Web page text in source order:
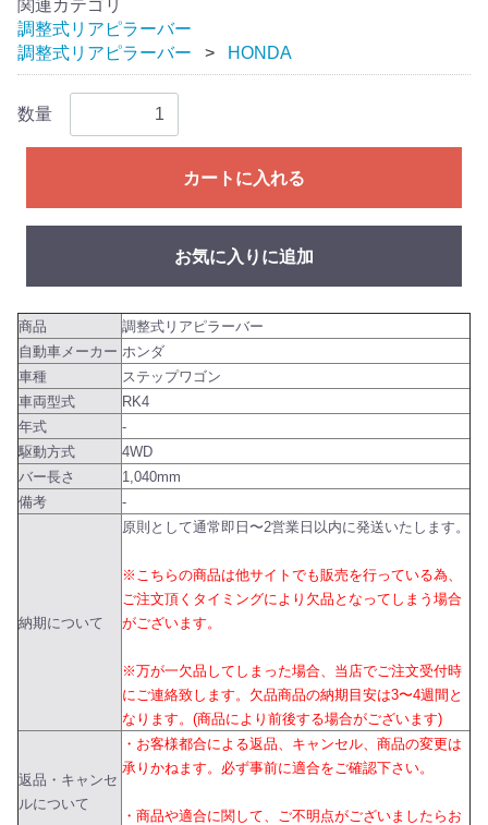
関連カテゴリ
調整式リアピラーバー
調整式リアピラーバー
HONDA
数量
カートに入れる
お気に入りに追加
商品
調整式リアピラーバー
自動車メーカー ホンダ
車種
ステップワゴン
車両型式
RK4
年式
-
駆動方式
4WD
バー長さ
1,040mm
備考
-
納期について
原則として通常即日〜2営業日以内に発送いたします。
※こちらの商品は他サイトでも販売を行っている為、
ご注文頂くタイミングにより欠品となってしまう場合
がございます。
※万が一欠品してしまった場合、当店でご注文受付時
にご連絡致します。欠品商品の納期目安は3〜4週間と
なります。(商品により前後する場合がございます)
返品・キャンセ
ルについて
・お客様都合による返品、キャンセル、商品の変更は
承りかねます。必ず事前に適合をご確認下さい。
・商品や適合に関して、ご不明点がございましたらお